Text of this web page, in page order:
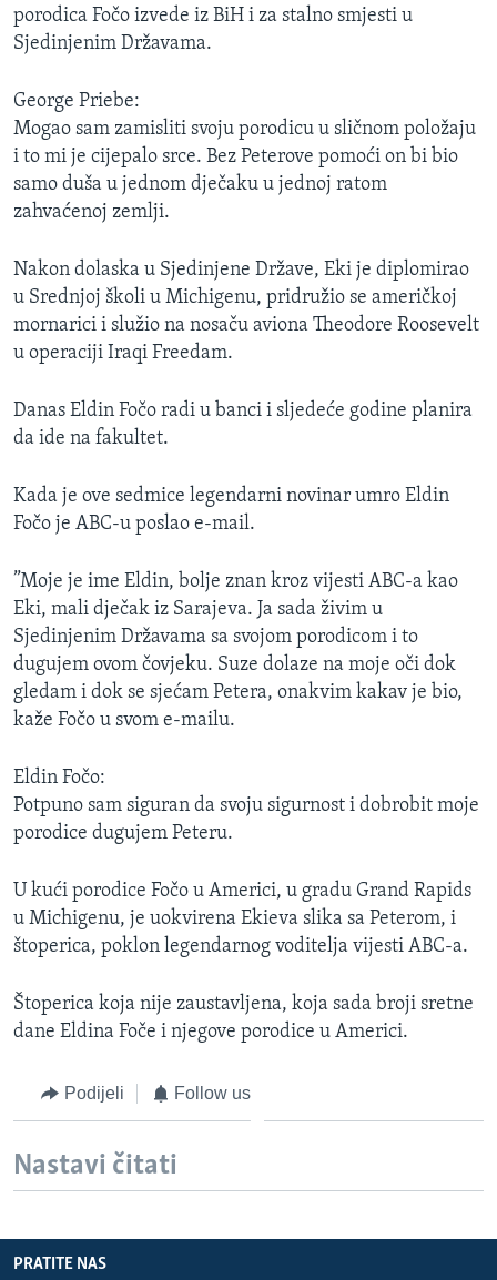
porodica Fočo izvede iz BiH i za stalno smjesti u
Sjedinjenim Državama.
George Priebe:
Mogao sam zamisliti svoju porodicu u sličnom položaju
i to mi je cijepalo srce. Bez Peterove pomoći on bi bio
samo duša u jednom dječaku u jednoj ratom
zahvaćenoj zemlji.
Nakon dolaska u Sjedinjene Države, Eki je diplomirao
u Srednjoj školi u Michigenu, pridružio se američkoj
mornarici i služio na nosaču aviona Theodore Roosevelt
u operaciji Iraqi Freedam.
Danas Eldin Fočo radi u banci i sljedeće godine planira
da ide na fakultet.
Kada je ove sedmice legendarni novinar umro Eldin
Fočo je ABC-u poslao e-mail.
”Moje je ime Eldin, bolje znan kroz vijesti ABC-a kao
Eki, mali dječak iz Sarajeva. Ja sada živim u
Sjedinjenim Državama sa svojom porodicom i to
dugujem ovom čovjeku. Suze dolaze na moje oči dok
gledam i dok se sjećam Petera, onakvim kakav je bio,
kaže Fočo u svom e-mailu.
Eldin Fočo:
Potpuno sam siguran da svoju sigurnost i dobrobit moje
porodice dugujem Peteru.
U kući porodice Fočo u Americi, u gradu Grand Rapids
u Michigenu, je uokvirena Ekieva slika sa Peterom, i
štoperica, poklon legendarnog voditelja vijesti ABC-a.
Štoperica koja nije zaustavljena, koja sada broji sretne
dane Eldina Foče i njegove porodice u Americi.
Podijeli Follow us
Nastavi čitati
PRATITE NAS